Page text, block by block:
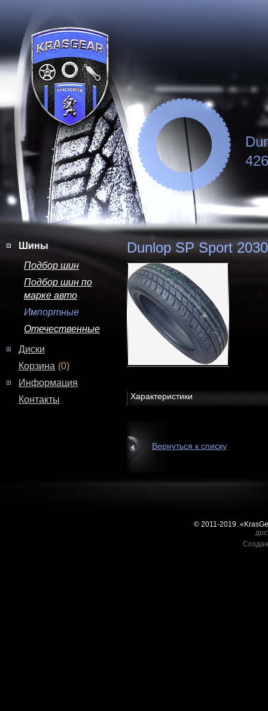
Шины
Подбор шин
Подбор шин по
марке авто
Импортные
Отечественные
Диски
Корзина (0)
Информация
Контакты
Dunlop SP Sport 2030
Характеристики
Вернуться к списку
© 2011-2019.